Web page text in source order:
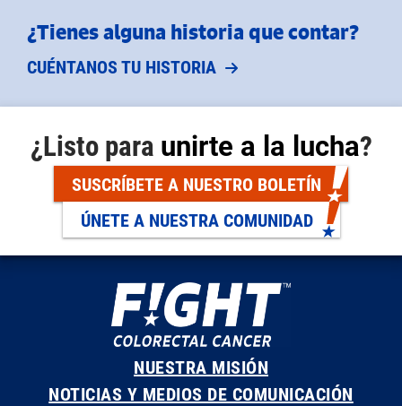
¿Tienes alguna historia que contar?
CUÉNTANOS TU HISTORIA
¿Listo para unirte a la lucha?
SUSCRÍBETE A NUESTRO BOLETÍN
ÚNETE A NUESTRA COMUNIDAD
NUESTRA MISIÓN
NOTICIAS Y MEDIOS DE COMUNICACIÓN